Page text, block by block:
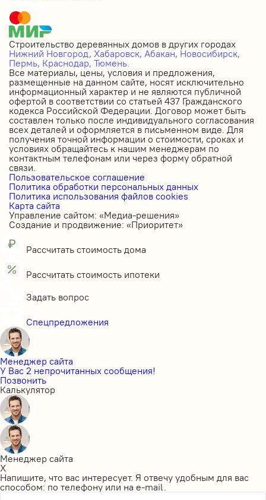
Строительство деревянных домов в других городах
Нижний Новгород, Хабаровск, Абакан, Новосибирск,
Пермь, Краснодар, Тюмень.
Все материалы, цены, условия и предложения,
размещенные на данном сайте, носят исключительно
информационный характер и не являются публичной
офертой в соответствии со статьей 437 Гражданского
кодекса Российской Федерации. Договор может быть
составлен только после индивидуального согласования
всех деталей и оформляется в письменном виде. Для
получения точной информации о стоимости, сроках и
условиях обращайтесь к нашим менеджерам по
контактным телефонам или через форму обратной
связи.
Пользовательское соглашение
Политика обработки персональных данных
Политика использования файлов cookies
Карта сайта
Управление сайтом: «Медиа-решения»
Создание и продвижение: «Приоритет»
Рассчитать стоимость дома
Рассчитать стоимость ипотеки
Задать вопрос
Спецпредложения
Менеджер сайта
У Вас 2 непрочитанных сообщения!
Позвонить
Калькулятор
Менеджер сайта
X
Напишите, что вас интересует. Я отвечу удобным для вас
способом: по телефону или на e-mail.